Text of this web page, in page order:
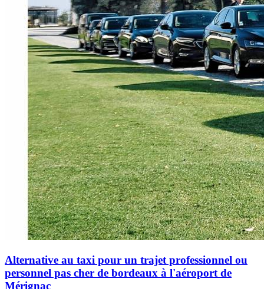
Alternative au taxi pour un trajet professionnel ou
personnel pas cher de bordeaux à l'aéroport de
Mérignac